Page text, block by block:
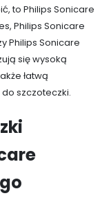
to Philips Sonicare
Philips Sonicare
Philips Sonicare
się wysoką
łatwą
szczoteczki.